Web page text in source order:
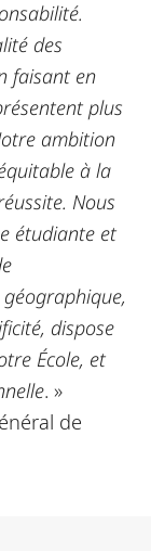
des
faisant en
plus
ambition
à la
Nous
étudiante et
dispose
École, et
. »
de